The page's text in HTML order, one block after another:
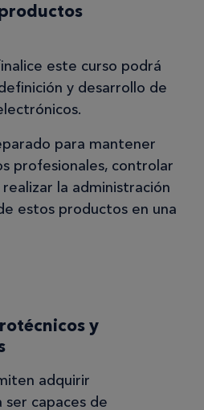
este curso podrá
y desarrollo de
para mantener
profesionales, controlar
la administración
estos productos en una
y
adquirir
capaces de